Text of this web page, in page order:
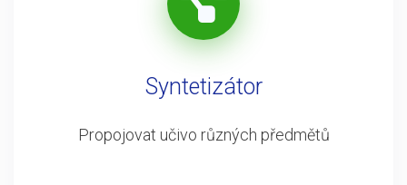
Syntetizátor
Propojovat učivo různých předmětů